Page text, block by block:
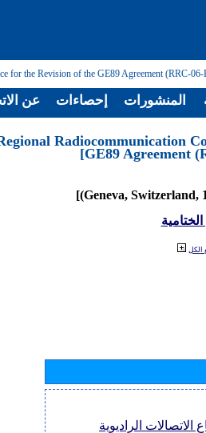
Radiocommunication
GE89 Agreement
الختامية
الكل
الاتصالات الراديوية
عن إحصاءات المنشورات